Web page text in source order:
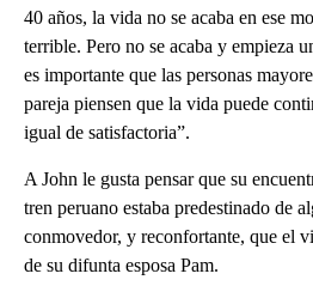
40 años, la vida no se acaba en ese
terrible. Pero no se acaba y empieza
es importante que las personas
pareja piensen que la vida puede
igual de satisfactoria”.
A John le gusta pensar que su
tren peruano estaba predestinado de
conmovedor, y reconfortante, que el
de su difunta esposa Pam.